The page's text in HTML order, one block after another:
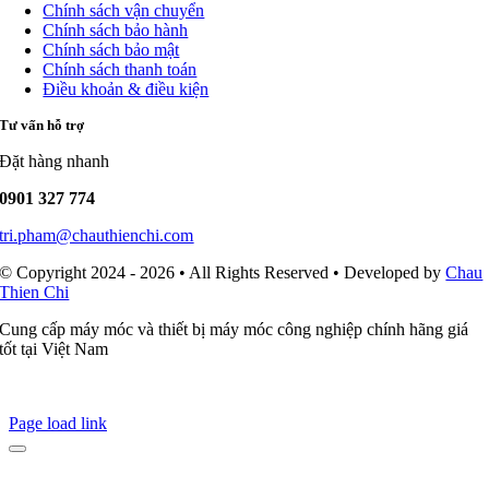
Chính sách vận chuyển
Chính sách bảo hành
Chính sách bảo mật
Chính sách thanh toán
Điều khoản & điều kiện
Tư vấn hỗ trợ
Đặt hàng nhanh
0901 327 774
tri.pham@chauthienchi.com
© Copyright 2024 - 2026 • All Rights Reserved • Developed byChau
Thien Chi
Cung cấp máy móc và thiết bị máy móc công nghiệp chính hãng giá
tốt tại Việt Nam
Page load link